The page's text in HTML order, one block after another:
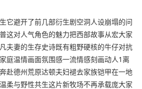
它避开了前几部衍生剧空洞人设崩塌的问
这对人气角色的魅力把西部故事从宏大家
夫妻的生存史诗既有粗野硬核的牛仔对抗
庭温情画面氛围感一流情感刻画动人1离
赴德州荒原达顿夫妇褪去家族铠甲在一地
柔与野性共生这片新牧场不再承载庞大家